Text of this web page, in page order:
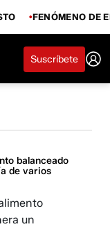
FENÓMENO DE
Suscríbete
balanceado
de varios
un